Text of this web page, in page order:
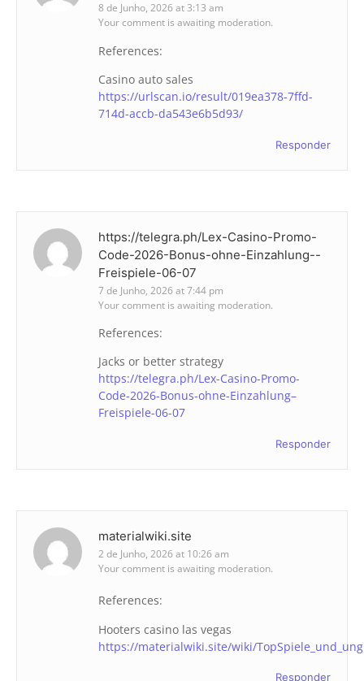
8 de Junho, 2026 at 3:13 am
Your comment is awaiting moderation.
References:
Casino auto sales
https://urlscan.io/result/019ea378-7ffd-
714d-accb-da543e6b5d93/
Responder
https://telegra.ph/Lex-Casino-Promo-
Code-2026-Bonus-ohne-Einzahlung--
Freispiele-06-07
7 de Junho, 2026 at 7:44 pm
Your comment is awaiting moderation.
References:
Jacks or better strategy
https://telegra.ph/Lex-Casino-Promo-
Code-2026-Bonus-ohne-Einzahlung–
Freispiele-06-07
Responder
materialwiki.site
2 de Junho, 2026 at 10:26 am
Your comment is awaiting moderation.
References:
Hooters casino las vegas
https://materialwiki.site/wiki/
Responder